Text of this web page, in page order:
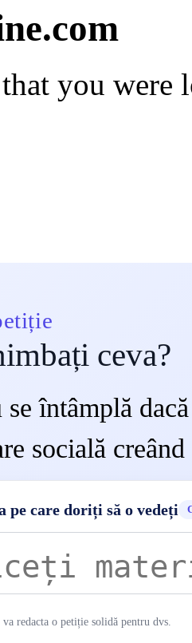
you
ceva?
se întâmplă
socială
pe care doriți să o vedeți
redacta o petiție solidă pentru dvs.